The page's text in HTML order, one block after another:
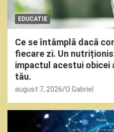
EDUCATIE
Ce se întâmplă dacă
fiecare zi. Un
impactul acestui obicei
tău.
august 7, 2026 O Gabriel